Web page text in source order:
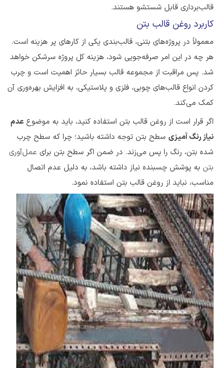
قالب‌برداری قابل شستشو هستند.
کاربرد روغن قالب بتن
معمولاً در پروژه‌های بتنی، قالب‌بندی یکی از کارهای پر هزینه است.
هر چه در این امر صرفه‌جویی شود، هزینه کل پروژه سرشکن خواهد
شد. پس مراقبت از مجموعه قالب بسیار حائز اهمیت است و چرب
کردن انواع قالب‌های چوبی، فلزی و پلاستیکی، به افزایش بهره‌وری آن
کمک می‌کند.
اگر قرار است از روغن قالب بتن استفاده کنید، باید به موضوع عدم
نیاز رنگ آمیزی سطح بتن توجه داشته باشید؛ چرا که سطح چرب
شده بتن، رنگ را پس می‌زند. در ضمن اگر سطح بتن برای عمل‌آوری
بتن به پوشش چسبنده نیاز داشته باشد، به دلیل عدم اتصال
مناسب، نباید از روغن قالب بتن استفاده نمود.